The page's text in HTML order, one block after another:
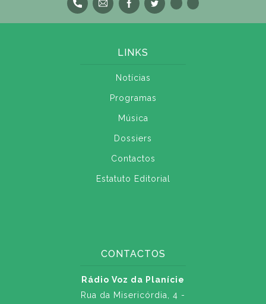
LINKS
Notícias
Programas
Música
Dossiers
Contactos
Estatuto Editorial
CONTACTOS
Rádio Voz da Planície
Rua da Misericórdia, 4 -